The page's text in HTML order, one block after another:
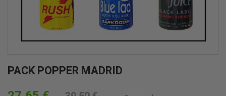
PACK POPPER MADRID